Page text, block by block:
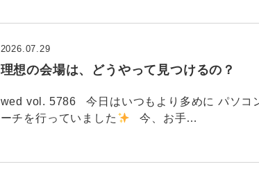
理想の会場は、どうやって見つけるの？
2026.07.29
wed vol. 5786 今日はいつもより多めに パソコ
ーチを行っていました
今、お手…